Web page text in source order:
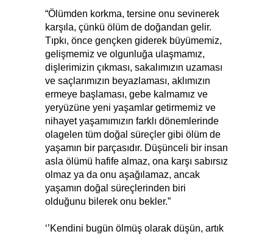
“Ölümden korkma, tersine onu sevinerek
karşıla, çünkü ölüm de doğandan gelir.
Tıpkı, önce gençken giderek büyümemiz,
gelişmemiz ve olgunluğa ulaşmamız,
dişlerimizin çıkması, sakalımızın uzaması
ve saçlarımızın beyazlaması, aklımızın
ermeye başlaması, gebe kalmamız ve
yeryüzüne yeni yaşamlar getirmemiz ve
nihayet yaşamımızın farklı dönemlerinde
olagelen tüm doğal süreçler gibi ölüm de
yaşamın bir parçasıdır. Düşünceli bir insan
asla ölümü hafife almaz, ona karşı sabırsız
olmaz ya da onu aşağılamaz, ancak
yaşamın doğal süreçlerinden biri
olduğunu bilerek onu bekler.”
‘’Kendini bugün ölmüş olarak düşün, artık